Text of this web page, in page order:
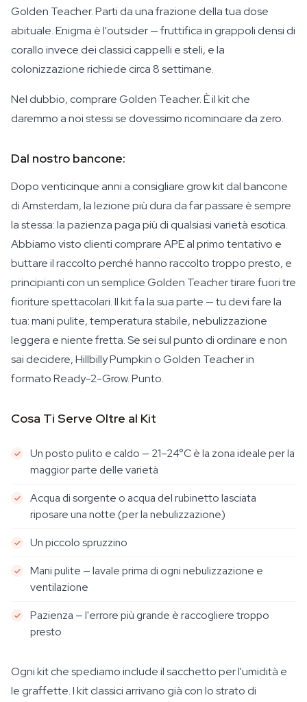
Golden Teacher. Parti da una frazione della tua dose
abituale. Enigma è l'outsider — fruttifica in grappoli densi di
corallo invece dei classici cappelli e steli, e la
colonizzazione richiede circa 8 settimane.
Nel dubbio, comprare Golden Teacher. È il kit che
daremmo a noi stessi se dovessimo ricominciare da zero.
Dal nostro bancone:
Dopo venticinque anni a consigliare grow kit dal bancone
di Amsterdam, la lezione più dura da far passare è sempre
la stessa: la pazienza paga più di qualsiasi varietà esotica.
Abbiamo visto clienti comprare APE al primo tentativo e
buttare il raccolto perché hanno raccolto troppo presto, e
principianti con un semplice Golden Teacher tirare fuori tre
fioriture spettacolari. Il kit fa la sua parte — tu devi fare la
tua: mani pulite, temperatura stabile, nebulizzazione
leggera e niente fretta. Se sei sul punto di ordinare e non
sai decidere, Hillbilly Pumpkin o Golden Teacher in
formato Ready-2-Grow. Punto.
Cosa Ti Serve Oltre al Kit
Un posto pulito e caldo — 21–24°C è la zona ideale per la
maggior parte delle varietà
Acqua di sorgente o acqua del rubinetto lasciata
riposare una notte (per la nebulizzazione)
Un piccolo spruzzino
Mani pulite — lavale prima di ogni nebulizzazione e
ventilazione
Pazienza — l'errore più grande è raccogliere troppo
presto
Ogni kit che spediamo include il sacchetto per l'umidità e
le graffette. I kit classici arrivano già con lo strato di